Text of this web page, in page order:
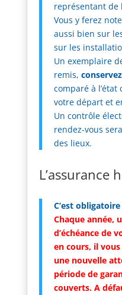
représentant de
Vous y ferez
aussi bien sur
sur les
Un exemplaire
remis,
comparé à
votre départ et
Un contrôle
rendez-vous
des lieux.
L’assurance
C’est
Chaque année,
d’échéance de
en cours, il
une nouvelle
période de
couverts. A